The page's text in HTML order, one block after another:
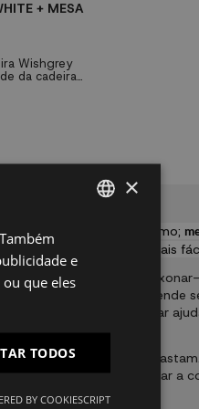
+ MESA
Wishgrey
da cadeira
seu designer
vários factores tais como;
e cadeiras baratas
, é mais
para o fazer
de cadeiras e mesas
depende
vamos tentar
procurar duas que
design baratoe encontrar a
×
e
que eles
TODOS
BY COOKIESCRIPT